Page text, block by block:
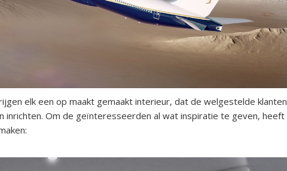
elk een op maakt gemaakt interieur, dat de welgestelde klanten
inrichten. Om de geïnteresseerden al wat inspiratie te geven, heeft